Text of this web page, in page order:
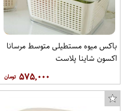
باکس میوه مستطیلی متوسط مرسانا
اکسون شاینا پلاست
۵۷۵,۰۰۰